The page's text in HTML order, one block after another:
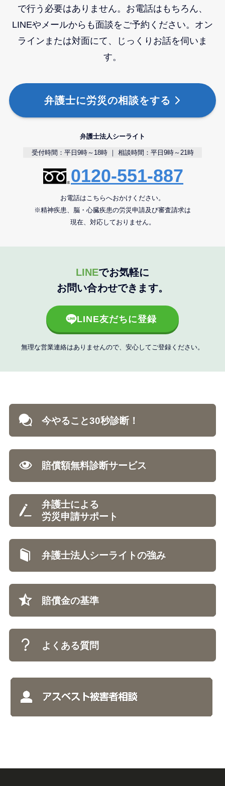
で行う必要はありません。お電話はもちろん、
LINEやメールからも面談をご予約ください。オン
ラインまたは対面にて、じっくりお話を伺いま
す。
弁護士に労災の相談をする
弁護士法人シーライト
受付時間：平日9時～18時 ｜ 相談時間：平日9時～21時
0120-551-887
お電話はこちらへおかけください。
※精神疾患、脳・心臓疾患の労災申請及び審査請求は
現在、対応しておりません。
LINEでお気軽に
お問い合わせできます。
LINE友だちに登録
無理な営業連絡はありませんので、安心してご登録ください。
今やること30秒診断！
賠償額無料診断サービス
弁護士による
労災申請サポート
弁護士法人シーライトの強み
賠償金の基準
よくある質問